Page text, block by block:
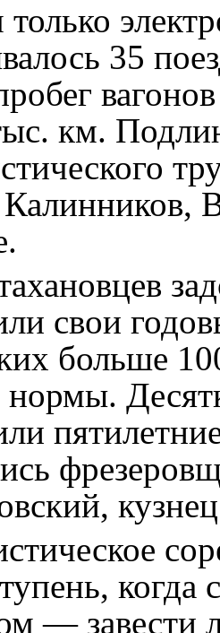
35
км.
Калинников,
свои
больше
нормы.
— завести